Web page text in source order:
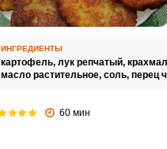
ИНГРЕДИЕНТЫ
картофель, лук репчатый,
масло растительное, соль, перец
60 мин